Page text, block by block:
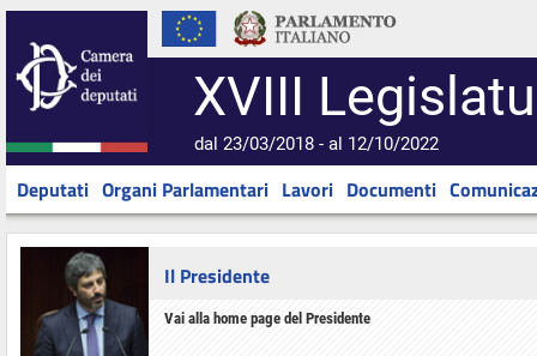
XVIII
dal 23/03/2018 - al 12/10/2022
Deputati Organi Parlamentari Lavori Documenti
Il Presidente
Vai alla home page del Presidente